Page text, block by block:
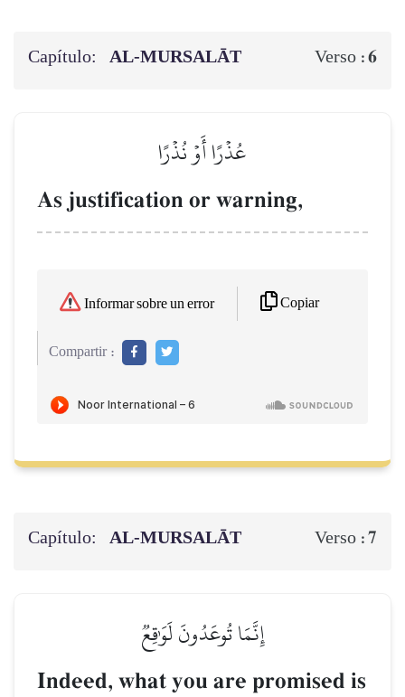
Capítulo: AL‑MURSALĀT Verso :6
عُذۡرًا أَوۡ نُذۡرًا
As justification or warning,
Informar sobre un error Copiar
Compartir :
Capítulo: AL‑MURSALĀT Verso :7
إِنَّمَا تُوعَدُونَ لَوَٰقِعٞ
Indeed, what you are promised is